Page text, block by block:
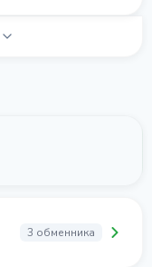
3 обменника